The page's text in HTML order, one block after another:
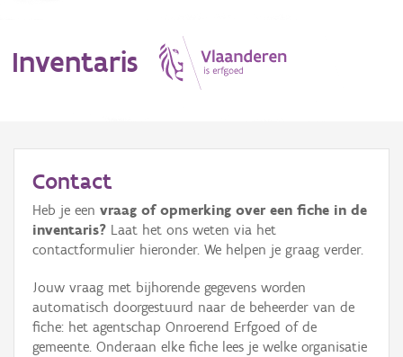
Inventaris
Erfgoedobject
Aanduidingsobject
Waarneming
Thema
Contact
Heb je een vraag of opmerking over een fiche in de
inventaris? Laat het ons weten via het
contactformulier hieronder. We helpen je graag verder.
Jouw vraag met bijhorende gegevens worden
automatisch doorgestuurd naar de beheerder van de
fiche: het agentschap Onroerend Erfgoed of de
gemeente. Onderaan elke fiche lees je welke organisatie